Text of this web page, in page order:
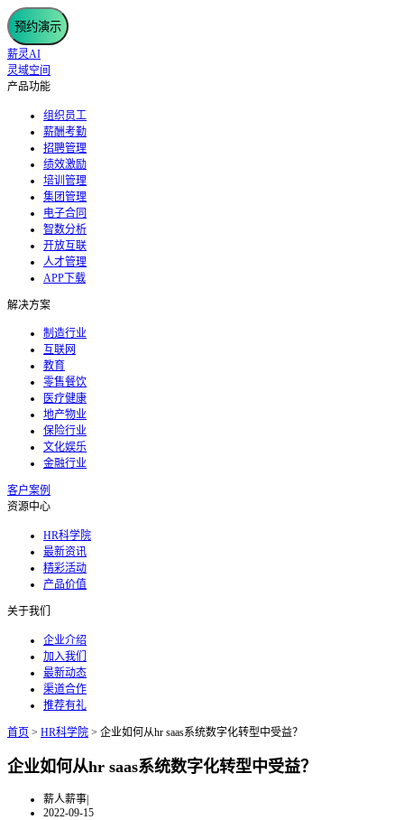
预约演示
薪灵AI
灵域空间
产品功能
组织员工
薪酬考勤
招聘管理
绩效激励
培训管理
集团管理
电子合同
智数分析
开放互联
人才管理
APP下载
解决方案
制造行业
互联网
教育
零售餐饮
医疗健康
地产物业
保险行业
文化娱乐
金融行业
客户案例
资源中心
HR科学院
最新资讯
精彩活动
产品价值
关于我们
企业介绍
加入我们
最新动态
渠道合作
推荐有礼
首页 > HR科学院 > 企业如何从hr saas系统数字化转型中受益？
企业如何从hr saas系统数字化转型中受益？
薪人薪事|
2022-09-15